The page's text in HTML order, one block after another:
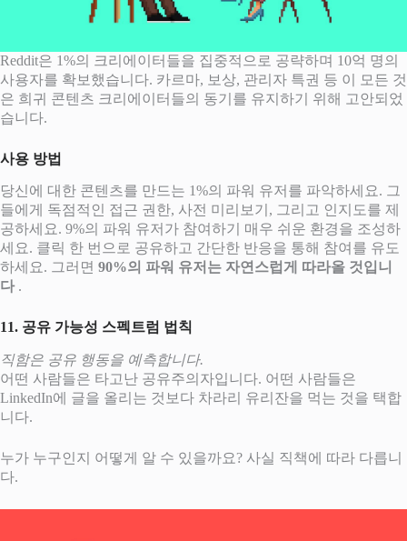
Reddit은 1%의 크리에이터들을 집중적으로 공략하며 10억 명의
사용자를 확보했습니다. 카르마, 보상, 관리자 특권 등 이 모든 것
은 희귀 콘텐츠 크리에이터들의 동기를 유지하기 위해 고안되었
습니다.
사용 방법
당신에 대한 콘텐츠를 만드는 1%의 파워 유저를 파악하세요. 그
들에게 독점적인 접근 권한, 사전 미리보기, 그리고 인지도를 제
공하세요. 9%의 파워 유저가 참여하기 매우 쉬운 환경을 조성하
세요. 클릭 한 번으로 공유하고 간단한 반응을 통해 참여를 유도
하세요. 그러면 90%의 파워 유저는 자연스럽게 따라올 것입니
다 .
11. 공유 가능성 스펙트럼 법칙
직함은 공유 행동을 예측합니다.
어떤 사람들은 타고난 공유주의자입니다. 어떤 사람들은
LinkedIn에 글을 올리는 것보다 차라리 유리잔을 먹는 것을 택합
니다.
누가 누구인지 어떻게 알 수 있을까요? 사실 직책에 따라 다릅니
다.